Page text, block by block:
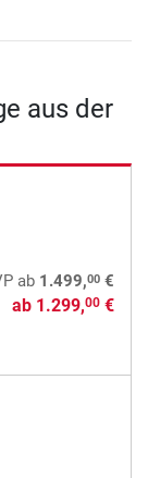
aus der
ab 1.499,00€
ab 1.299,00€